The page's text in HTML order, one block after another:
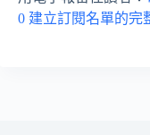
0 建立訂閱名單的完